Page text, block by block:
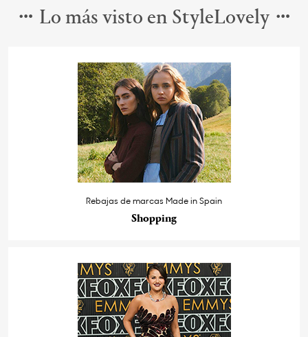
Lo más visto en StyleLovely
Rebajas de marcas Made in Spain
Shopping